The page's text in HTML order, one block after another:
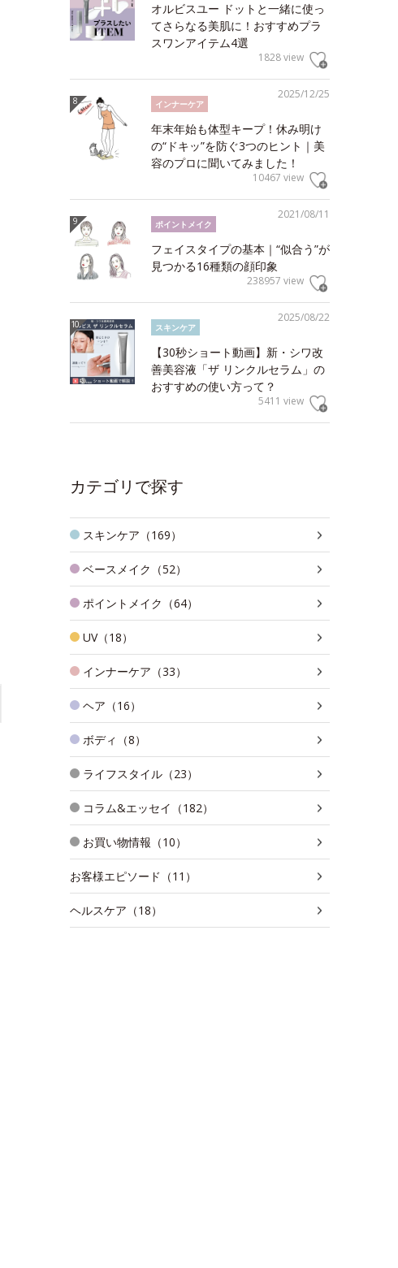
オルビスユー ドットと一緒に使っ
てさらなる美肌に！おすすめプラ
スワンアイテム4選
1828 view
2025/12/25
インナーケア
年末年始も体型キープ！休み明け
の“ドキッ”を防ぐ3つのヒント｜美
容のプロに聞いてみました！
10467 view
2021/08/11
ポイントメイク
フェイスタイプの基本｜“似合う”が
見つかる16種類の顔印象
238957 view
2025/08/22
スキンケア
【30秒ショート動画】新・シワ改
善美容液「ザ リンクルセラム」の
おすすめの使い方って？
5411 view
カテゴリで探す
スキンケア（169）
ベースメイク（52）
ポイントメイク（64）
UV（18）
インナーケア（33）
ヘア（16）
ボディ（8）
ライフスタイル（23）
コラム&エッセイ（182）
お買い物情報（10）
お客様エピソード（11）
ヘルスケア（18）